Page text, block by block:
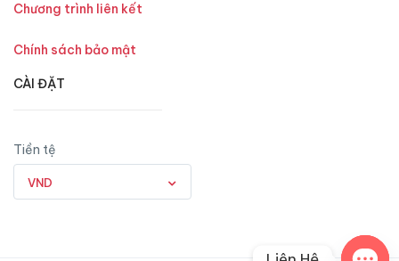
Chương trình liên kết
Chính sách bảo mật
CÀI ĐẶT
Tiền tệ
VND